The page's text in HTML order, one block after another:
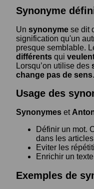
Synonyme
Un synonyme se dit
signification qu'un
presque semblable.
différents qui
Lorsqu’on utilise des
change pas de sens.
Usage des
Synonymes et
Définir un mot.
dans les
Eviter les
Enrichir un
Exemples de